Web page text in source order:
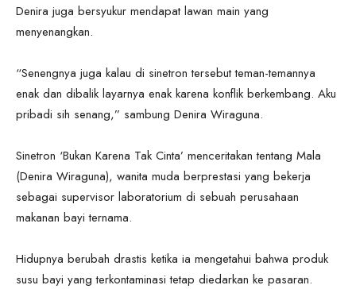
Denira juga bersyukur mendapat lawan main yang
menyenangkan.
“Senengnya juga kalau di sinetron tersebut teman-temannya
enak dan dibalik layarnya enak karena konflik berkembang. Aku
pribadi sih senang,” sambung Denira Wiraguna.
Sinetron ‘Bukan Karena Tak Cinta’ menceritakan tentang Mala
(Denira Wiraguna), wanita muda berprestasi yang bekerja
sebagai supervisor laboratorium di sebuah perusahaan
makanan bayi ternama.
Hidupnya berubah drastis ketika ia mengetahui bahwa produk
susu bayi yang terkontaminasi tetap diedarkan ke pasaran.